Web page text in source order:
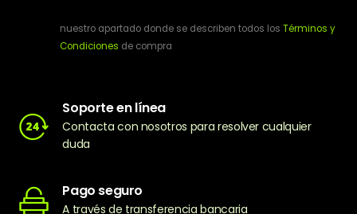
nuestro apartado donde se describen todos los Términos y
Condiciones de compra
Soporte en línea
Contacta con nosotros para resolver cualquier
duda
Pago seguro
A través de transferencia bancaria